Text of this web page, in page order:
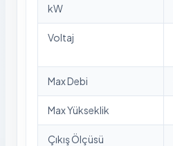
kW
Voltaj
Max Debi
Max Yükseklik
Çıkış Ölçüsü